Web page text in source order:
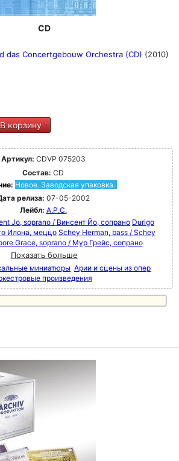
CD
das Concertgebouw Orchestra (CD) (2010)
В корзину
Артикул: CDVP 075203
Состав: CD
Новое. Заводская упаковка.
релиза: 07-05-2002
Лейбл: A.P.C.
Jo, soprano / Винсент Йо, сопрано Durigo
Илона, меццо Schey Herman, bass / Schey
Grace, soprano / Мур Грейс, сопрано
Показать больше
миниатюры Арии и сцены из опер
произведения